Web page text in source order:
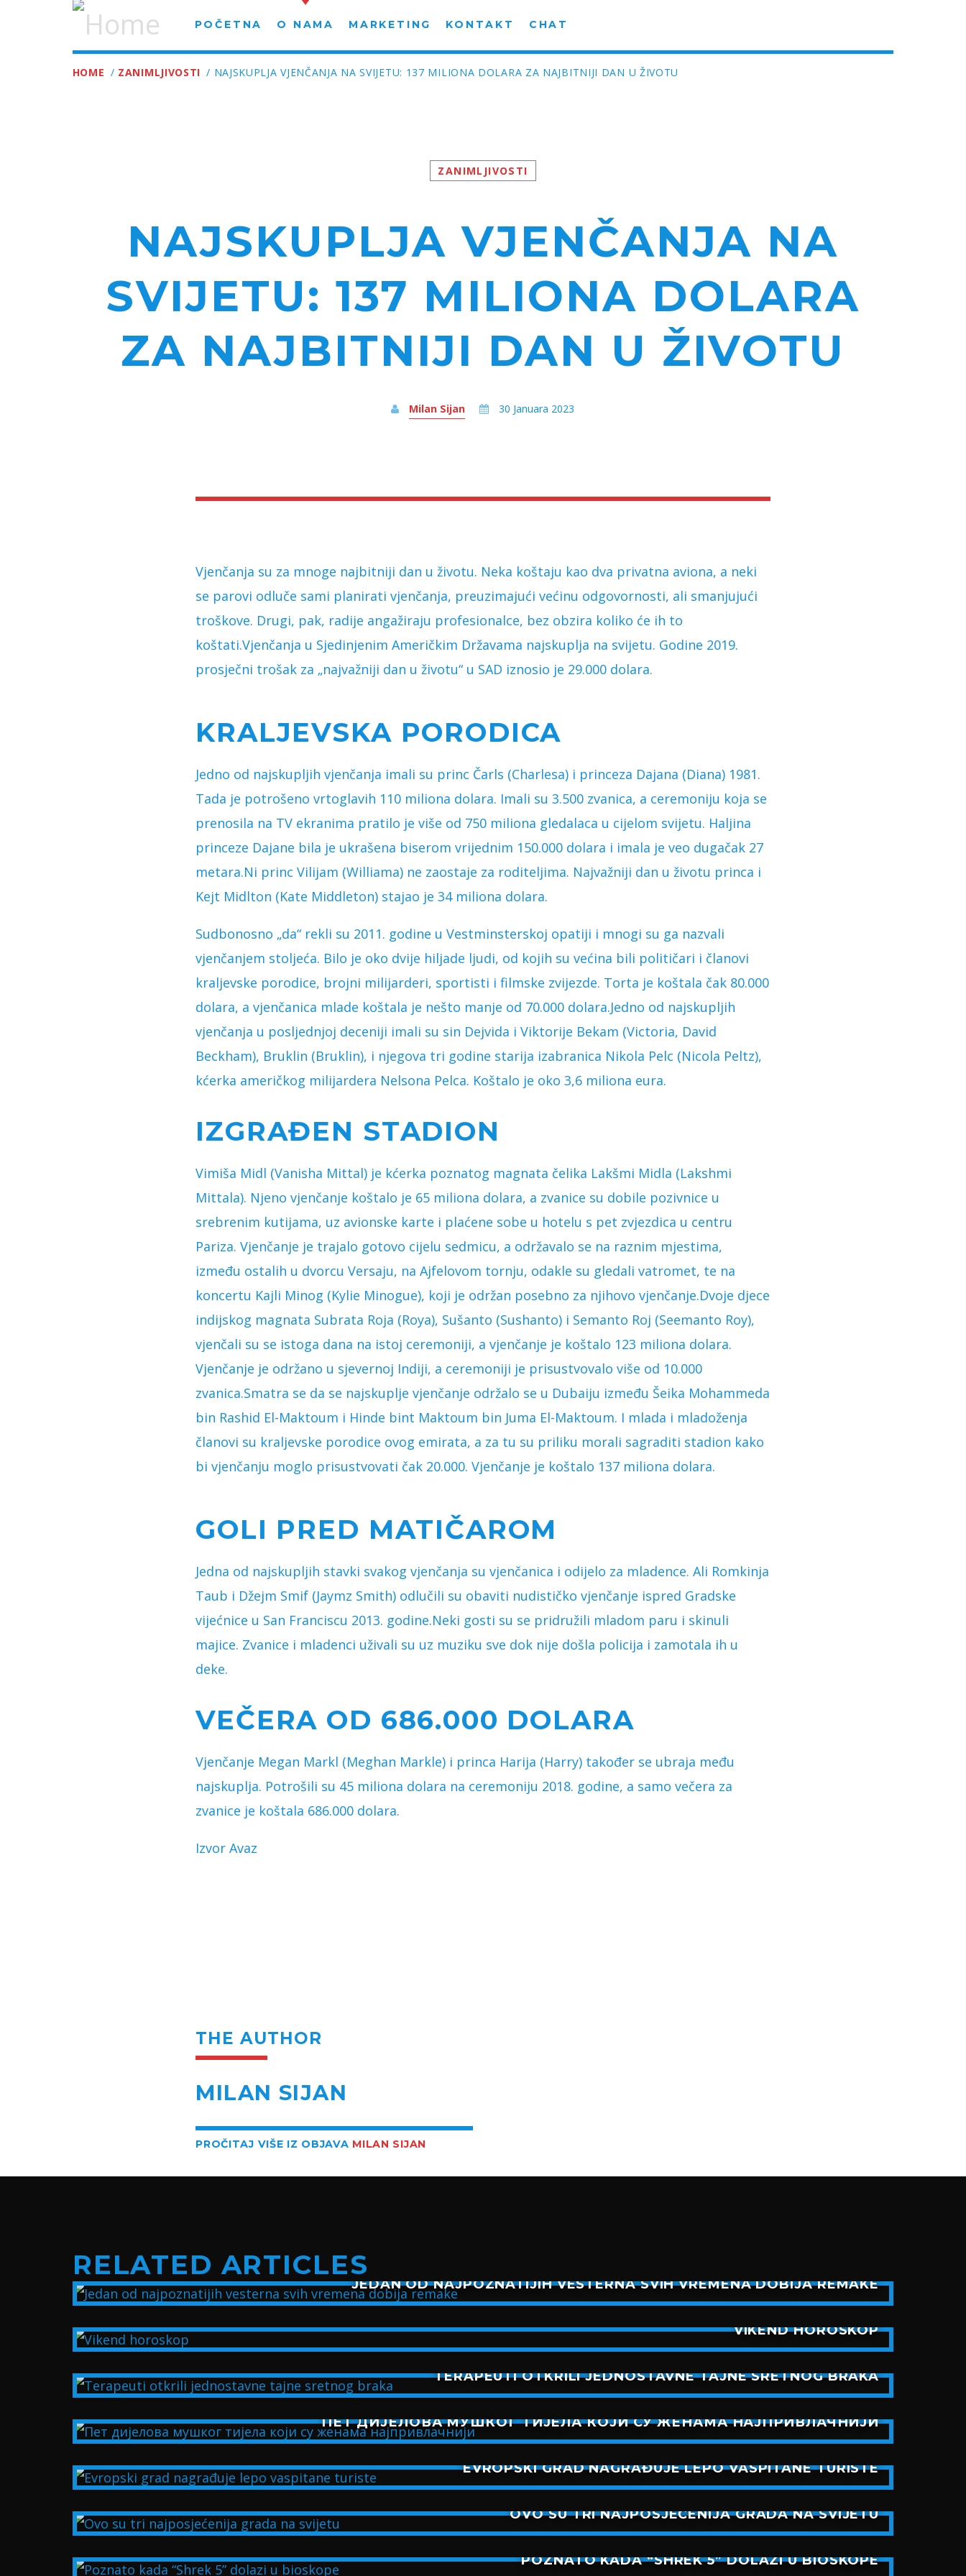
POČETNA O NAMA MARKETING KONTAKT CHAT
HOME / ZANIMLJIVOSTI / NAJSKUPLJA VJENČANJA NA SVIJETU: 137 MILIONA DOLARA ZA NAJBITNIJI DAN U ŽIVOTU
ZANIMLJIVOSTI
NAJSKUPLJA VJENČANJA NA
SVIJETU: 137 MILIONA DOLARA
ZA NAJBITNIJI DAN U ŽIVOTU
Milan Sijan 30 Januara 2023
Vjenčanja su za mnoge najbitniji dan u životu. Neka koštaju kao dva privatna aviona, a neki
se parovi odluče sami planirati vjenčanja, preuzimajući većinu odgovornosti, ali smanjujući
troškove. Drugi, pak, radije angažiraju profesionalce, bez obzira koliko će ih to
koštati.Vjenčanja u Sjedinjenim Američkim Državama najskuplja na svijetu. Godine 2019.
prosječni trošak za „najvažniji dan u životu“ u SAD iznosio je 29.000 dolara.
KRALJEVSKA PORODICA
Jedno od najskupljih vjenčanja imali su princ Čarls (Charlesa) i princeza Dajana (Diana) 1981.
Tada je potrošeno vrtoglavih 110 miliona dolara. Imali su 3.500 zvanica, a ceremoniju koja se
prenosila na TV ekranima pratilo je više od 750 miliona gledalaca u cijelom svijetu. Haljina
princeze Dajane bila je ukrašena biserom vrijednim 150.000 dolara i imala je veo dugačak 27
metara.Ni princ Vilijam (Williama) ne zaostaje za roditeljima. Najvažniji dan u životu princa i
Kejt Midlton (Kate Middleton) stajao je 34 miliona dolara.
Sudbonosno „da“ rekli su 2011. godine u Vestminsterskoj opatiji i mnogi su ga nazvali
vjenčanjem stoljeća. Bilo je oko dvije hiljade ljudi, od kojih su većina bili političari i članovi
kraljevske porodice, brojni milijarderi, sportisti i filmske zvijezde. Torta je koštala čak 80.000
dolara, a vjenčanica mlade koštala je nešto manje od 70.000 dolara.Jedno od najskupljih
vjenčanja u posljednjoj deceniji imali su sin Dejvida i Viktorije Bekam (Victoria, David
Beckham), Bruklin (Bruklin), i njegova tri godine starija izabranica Nikola Pelc (Nicola Peltz),
kćerka američkog milijardera Nelsona Pelca. Koštalo je oko 3,6 miliona eura.
IZGRAĐEN STADION
Vimiša Midl (Vanisha Mittal) je kćerka poznatog magnata čelika Lakšmi Midla (Lakshmi
Mittala). Njeno vjenčanje koštalo je 65 miliona dolara, a zvanice su dobile pozivnice u
srebrenim kutijama, uz avionske karte i plaćene sobe u hotelu s pet zvjezdica u centru
Pariza. Vjenčanje je trajalo gotovo cijelu sedmicu, a održavalo se na raznim mjestima,
između ostalih u dvorcu Versaju, na Ajfelovom tornju, odakle su gledali vatromet, te na
koncertu Kajli Minog (Kylie Minogue), koji je održan posebno za njihovo vjenčanje.Dvoje djece
indijskog magnata Subrata Roja (Roya), Sušanto (Sushanto) i Semanto Roj (Seemanto Roy),
vjenčali su se istoga dana na istoj ceremoniji, a vjenčanje je koštalo 123 miliona dolara.
Vjenčanje je održano u sjevernoj Indiji, a ceremoniji je prisustvovalo više od 10.000
zvanica.Smatra se da se najskuplje vjenčanje održalo se u Dubaiju između Šeika Mohammeda
bin Rashid El-Maktoum i Hinde bint Maktoum bin Juma El-Maktoum. I mlada i mladoženja
članovi su kraljevske porodice ovog emirata, a za tu su priliku morali sagraditi stadion kako
bi vjenčanju moglo prisustvovati čak 20.000. Vjenčanje je koštalo 137 miliona dolara.
GOLI PRED MATIČAROM
Jedna od najskupljih stavki svakog vjenčanja su vjenčanica i odijelo za mladence. Ali Romkinja
Taub i Džejm Smif (Jaymz Smith) odlučili su obaviti nudističko vjenčanje ispred Gradske
vijećnice u San Franciscu 2013. godine.Neki gosti su se pridružili mladom paru i skinuli
majice. Zvanice i mladenci uživali su uz muziku sve dok nije došla policija i zamotala ih u
deke.
VEČERA OD 686.000 DOLARA
Vjenčanje Megan Markl (Meghan Markle) i princa Harija (Harry) također se ubraja među
najskuplja. Potrošili su 45 miliona dolara na ceremoniju 2018. godine, a samo večera za
zvanice je koštala 686.000 dolara.
Izvor Avaz
THE AUTHOR
MILAN SIJAN
PROČITAJ VIŠE IZ OBJAVA MILAN SIJAN
RELATED ARTICLES
JEDAN OD NAJPOZNATIJIH VESTERNA SVIH VREMENA DOBIJA REMAKE
VIKEND HOROSKOP
TERAPEUTI OTKRILI JEDNOSTAVNE TAJNE SRETNOG BRAKA
ПЕТ ДИЈЕЛОВА МУШКОГ ТИЈЕЛА КОЈИ СУ ЖЕНАМА НАЈПРИВЛАЧНИЈИ
EVROPSKI GRAD NAGRAĐUJE LEPO VASPITANE TURISTE
OVO SU TRI NAJPOSJEĆENIJA GRADA NA SVIJETU
POZNATO KADA “SHREK 5” DOLAZI U BIOSKOPE